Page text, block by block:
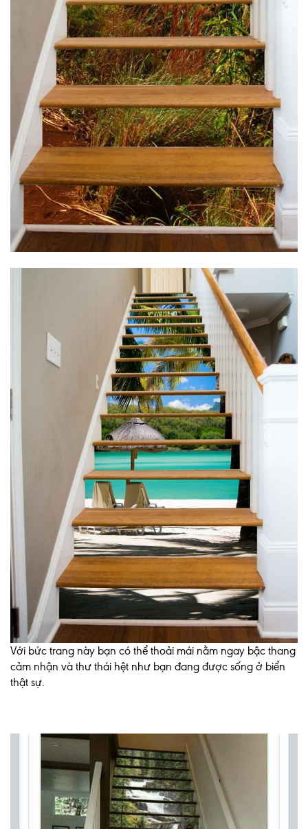
Với bức trang này bạn có thể thoải mái nằm ngay bậc thang
cảm nhận và thư thái hệt như bạn đang được sống ở biển
thật sự.